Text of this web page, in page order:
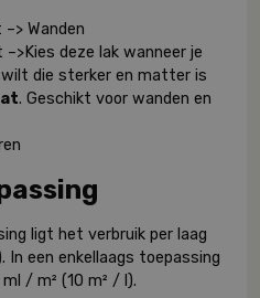
Wanden
deze lak wanneer je
die sterker en matter is
. Geschikt voor wanden en
ligt het verbruik per laag
In een enkellaags toepassing
/ m² (10 m² / l).